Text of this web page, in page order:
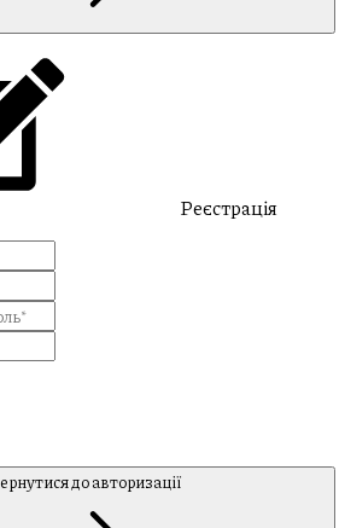
Реєстрація
до авторизації